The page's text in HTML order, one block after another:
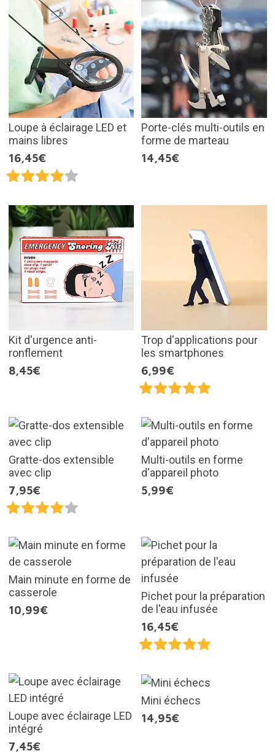
Loupe à éclairage LED et
mains libres
16,45€
Porte-clés multi-outils en
forme de marteau
14,45€
Kit d'urgence anti-
ronflement
8,45€
Trop d'applications pour
les smartphones
6,99€
Gratte-dos extensible
avec clip
7,95€
Multi-outils en forme
d'appareil photo
5,99€
Main minute en forme de
casserole
10,99€
Pichet pour la préparation
de l'eau infusée
16,45€
Loupe avec éclairage LED
intégré
7,45€
Mini échecs
14,95€